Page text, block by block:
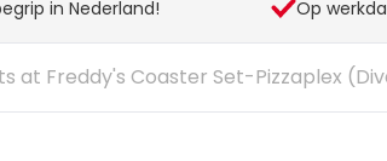
Overige
in Nederland! Op
at Freddy's Coaster Set-Pizzaplex